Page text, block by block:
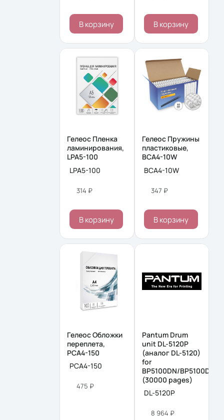
В корзину В корзину
Гелеос Пленка
ламинирования,
LPA5-100
LPA5-100
314 ₽
В корзину
Гелеос Пружины
пластиковые,
BCA4-10W
BCA4-10W
347 ₽
В корзину
Гелеос Обложки
переплета,
PCA4-150
PCA4-150
475 ₽
Pantum Drum
unit DL-5120P
(аналог DL-5120)
for
BP5100DN/BP5100DW/
(30000 pages)
DL-5120P
8 964 ₽